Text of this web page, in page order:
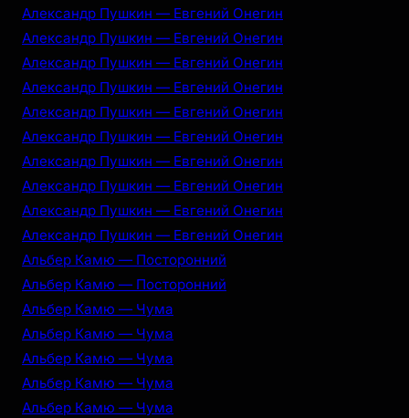
Александр Пушкин — Евгений Онегин
Александр Пушкин — Евгений Онегин
Александр Пушкин — Евгений Онегин
Александр Пушкин — Евгений Онегин
Александр Пушкин — Евгений Онегин
Александр Пушкин — Евгений Онегин
Александр Пушкин — Евгений Онегин
Александр Пушкин — Евгений Онегин
Александр Пушкин — Евгений Онегин
Александр Пушкин — Евгений Онегин
Альбер Камю — Посторонний
Альбер Камю — Посторонний
Альбер Камю — Чума
Альбер Камю — Чума
Альбер Камю — Чума
Альбер Камю — Чума
Альбер Камю — Чума